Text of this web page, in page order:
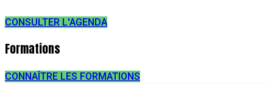
CONSULTER L'AGENDA
Formations
CONNAÎTRE LES FORMATIONS